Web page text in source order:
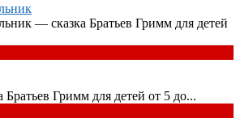
— сказка Братьев Гримм для детей
Гримм для детей от 5 до...